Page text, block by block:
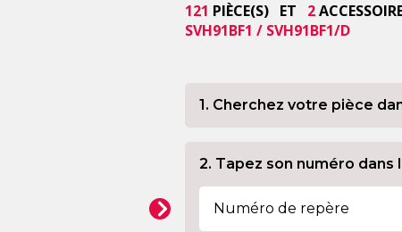
121 PIÈCE(S) ET 2
SVH91BF1 / SVH91BF1/D
1. Cherchez votre pièce
2. Tapez son numéro dans